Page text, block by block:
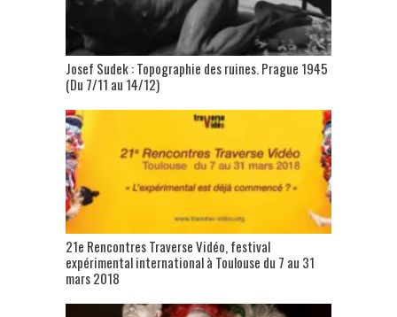
Josef Sudek : Topographie des ruines. Prague 1945
(Du 7/11 au 14/12)
21e Rencontres Traverse Vidéo, festival
expérimental international à Toulouse du 7 au 31
mars 2018